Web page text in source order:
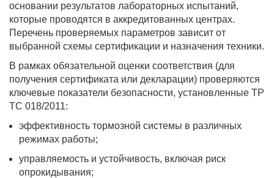
основании результатов лабораторных испытаний,
которые проводятся в аккредитованных центрах.
Перечень проверяемых параметров зависит от
выбранной схемы сертификации и назначения техники.
В рамках обязательной оценки соответствия (для
получения сертификата или декларации) проверяются
ключевые показатели безопасности, установленные ТР
ТС 018/2011:
эффективность тормозной системы в различных
режимах работы;
управляемость и устойчивость, включая риск
опрокидывания;